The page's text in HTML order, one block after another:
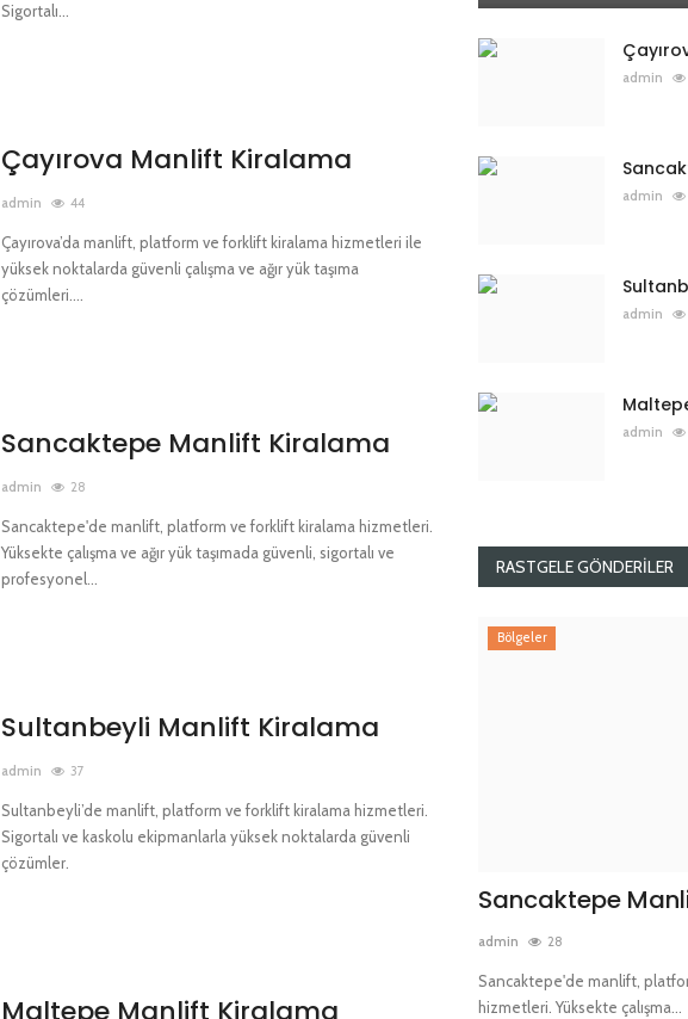
Sigortalı...
Çayırova Manlift Kiralama
admin 44
Çayırova’da manlift, platform ve forklift kiralama hizmetleri ile
yüksek noktalarda güvenli çalışma ve ağır yük taşıma
çözümleri....
Sancaktepe Manlift Kiralama
admin 28
Sancaktepe'de manlift, platform ve forklift kiralama hizmetleri.
Yüksekte çalışma ve ağır yük taşımada güvenli, sigortalı ve
profesyonel...
Sultanbeyli Manlift Kiralama
admin 37
Sultanbeyli’de manlift, platform ve forklift kiralama hizmetleri.
Sigortalı ve kaskolu ekipmanlarla yüksek noktalarda güvenli
çözümler.
Maltepe Manlift Kiralama
admin
admin
admin
admin
RASTGELE GÖNDERILER
yüksek noktalarda...
Bölgeler
Sancaktepe
admin 28
Sancaktepe'de manlift,
hizmetleri. Yüksekte çalışma...